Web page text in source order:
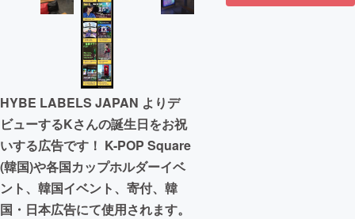
HYBE LABELS JAPAN よりデ
ビューするKさんの誕生日をお祝
いする広告です！ K-POP Square
(韓国)や各国カップホルダーイベ
ント、韓国イベント、寄付、韓
国・日本広告にて使用されます。